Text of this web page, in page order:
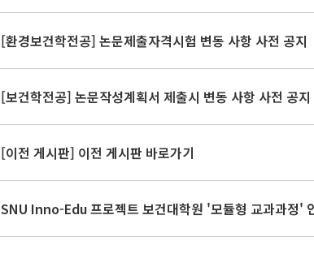
[환경보건학전공] 논문제출자격시험 변동 사항 사전 공지
[보건학전공] 논문작성계획서 제출시 변동 사항 사전 공지
[이전 게시판] 이전 게시판 바로가기
SNU Inno-Edu 프로젝트 보건대학원 '모듈형 교과과